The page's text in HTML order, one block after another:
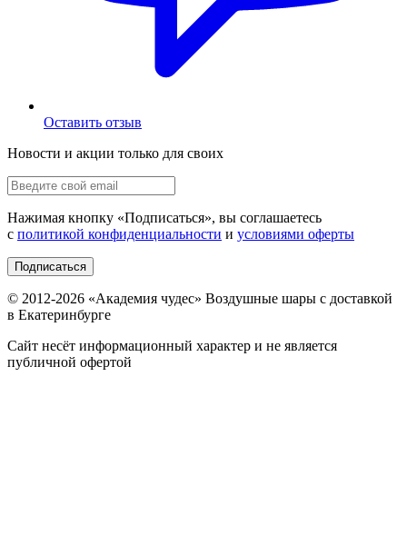
Оставить отзыв
Новости и акции только для своих
Нажимая кнопку «Подписаться», вы соглашаетесь
с политикой конфиденциальности и условиями оферты
Подписаться
© 2012-2026 «Академия чудес» Воздушные шары с доставкой
в Екатеринбурге
Сайт несёт информационный характер и не является
публичной офертой